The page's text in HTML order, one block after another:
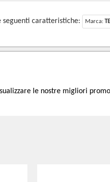
seguenti caratteristiche: Marca:
le nostre migliori